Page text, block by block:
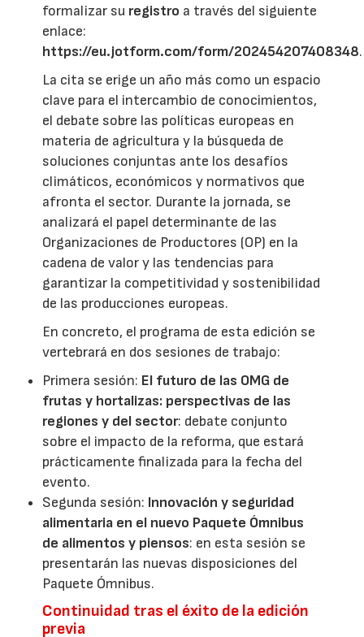
formalizar su registro a través del siguiente
enlace:
https://eu.jotform.com/form/202454207408348.
La cita se erige un año más como un espacio
clave para el intercambio de conocimientos,
el debate sobre las políticas europeas en
materia de agricultura y la búsqueda de
soluciones conjuntas ante los desafíos
climáticos, económicos y normativos que
afronta el sector. Durante la jornada, se
analizará el papel determinante de las
Organizaciones de Productores (OP) en la
cadena de valor y las tendencias para
garantizar la competitividad y sostenibilidad
de las producciones europeas.
En concreto, el programa de esta edición se
vertebrará en dos sesiones de trabajo:
Primera sesión: El futuro de las OMG de
frutas y hortalizas: perspectivas de las
regiones y del sector: debate conjunto
sobre el impacto de la reforma, que estará
prácticamente finalizada para la fecha del
evento.
Segunda sesión: Innovación y seguridad
alimentaria en el nuevo Paquete Ómnibus
de alimentos y piensos: en esta sesión se
presentarán las nuevas disposiciones del
Paquete Ómnibus.
Continuidad tras el éxito de la edición
previa